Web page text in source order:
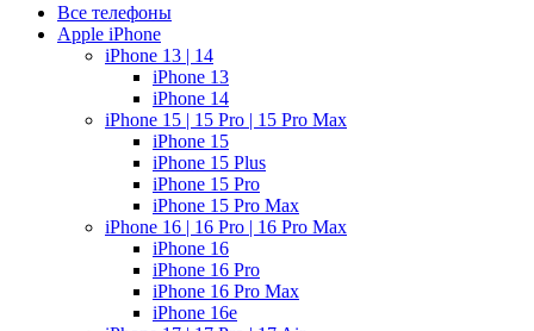
Все телефоны
Apple iPhone
iPhone 13 | 14
iPhone 13
iPhone 14
iPhone 15 | 15 Pro | 15 Pro Max
iPhone 15
iPhone 15 Plus
iPhone 15 Pro
iPhone 15 Pro Max
iPhone 16 | 16 Pro | 16 Pro Max
iPhone 16
iPhone 16 Pro
iPhone 16 Pro Max
iPhone 16e